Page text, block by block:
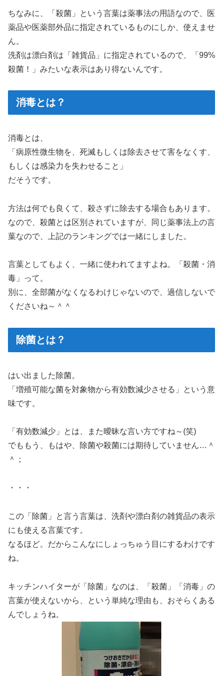
ちなみに、「殺菌」という言葉は薬事法の用語なので、医
薬品や医薬部外品に指定されているものにしか、使えませ
ん。
洗剤は漂白剤は「雑貨品」に指定されているので、「99%
殺菌！」みたいな表示はあり得ないんです。
消毒とは？
消毒とは、
「病原性微生物を、死滅もしくは除去させて害をなくす、
もしくは感染力を失わせること」
だそうです。
方法は何でも良くて、殺さずに除去する場合もあります。
なので、殺菌とは区別されていますが、同じ薬事法上の言
葉なので、上記のランキングでは一緒にしました。
言葉としてもよく、一緒に使われてますよね。「殺菌・消
毒」って。
別に、全部菌がなくなるわけじゃないので、過信しないで
くださいね～＾＾
除菌とは？
はい出ました除菌。
「増殖可能な菌を対象物から有効数減少させる」という意
味です。
「有効数減少」
とは、また曖昧な言い方ですね～(笑)
でももう、もはや、除菌や殺菌には期待していません…＾
＾；
・・・
この「除菌」と言う言葉は、洗剤や漂白剤の雑貨品の表示
にも使える言葉です。
なるほど。だからこんなにしょっちゅう目にするわけです
ね。
キッチンハイターが「除菌」なのは、「殺菌」「消毒」の
言葉が使えないから、という単純な理由も、おそらくある
んでしょうね。